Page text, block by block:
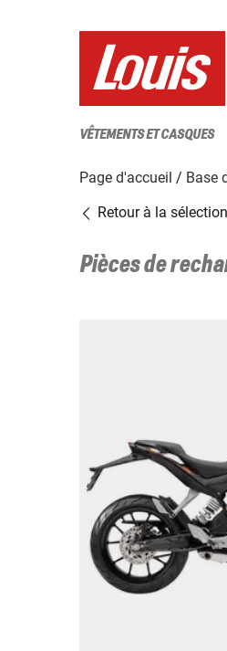
VÊTEMENTS ET CASQUES
Page d'accueil Base
Retour à la
Pièces de